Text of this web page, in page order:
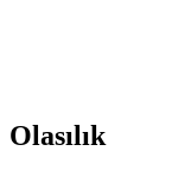
Olasılık